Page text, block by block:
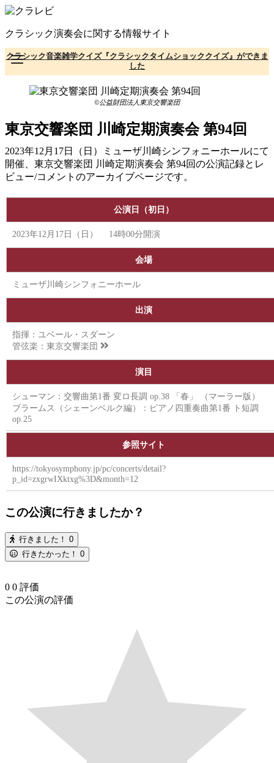
コ
テ
ン
ツ
へ
クラシック演奏会に関する情報サイト
クラシック音楽雑学クイズ『クラシックタイムショッククイズ』ができま
した
©公益財団法人東京交響楽団
東京交響楽団 川崎定期演奏会 第94回
2023年12月17日（日）ミューザ川崎シンフォニーホールにて
開催、東京交響楽団 川崎定期演奏会 第94回の公演記録とレ
ビュー/コメントのアーカイブページです。
公演日（初日）
2023年12月17日（日） 14時00分開演
会場
ミューザ川崎シンフォニーホール
出演
指揮：ユベール・スダーン
管弦楽： 東京交響楽団
演目
シューマン：交響曲第1番 変ロ長調 op.38 「春」 （マーラー版）
ブラームス（シェーンベルク編）：ピアノ四重奏曲第1番 ト短調
op.25
参照サイト
https://tokyosymphony.jp/pc/concerts/detail?
p_id=zxgrwIXktxg%3D&month=12
この公演に行きましたか？
行きました！ 0
行きたかった！ 0
0 0 評価
この公演の評価